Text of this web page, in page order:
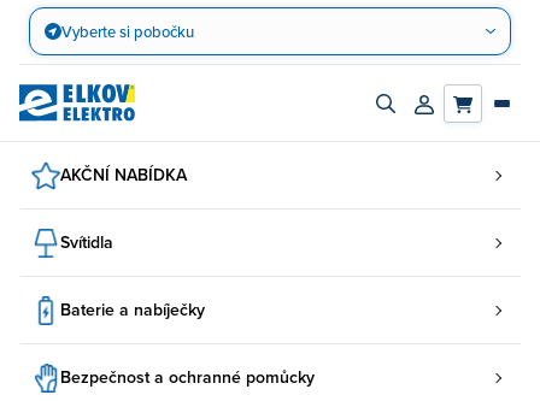
Přejít
obsah
Vyberte si pobočku
Zapnout/vypnout
Přihlásit/
AKČNÍ NABÍDKA
Svítidla
Baterie a nabíječky
Bezpečnost a ochranné pomůcky